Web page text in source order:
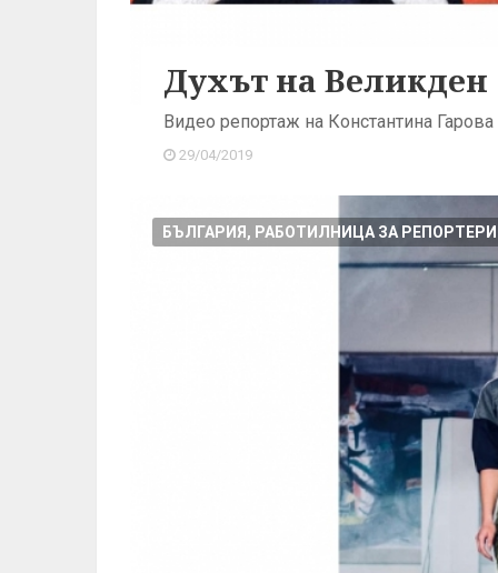
Духът на Великден
Видео репортаж на Константина Гарова
29/04/2019
БЪЛГАРИЯ, РАБОТИЛНИЦА ЗА РЕПОРТЕРИ